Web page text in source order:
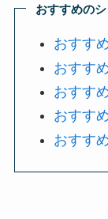
おすすめの
おすす
おすす
おすす
おすす
おすす